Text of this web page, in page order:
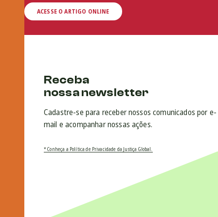
ACESSE O ARTIGO ONLINE
Receba
nossa newsletter
Cadastre-se para receber nossos comunicados por e-
mail e acompanhar nossas ações.
* Conheça a Política de Privacidade da Justiça Global.